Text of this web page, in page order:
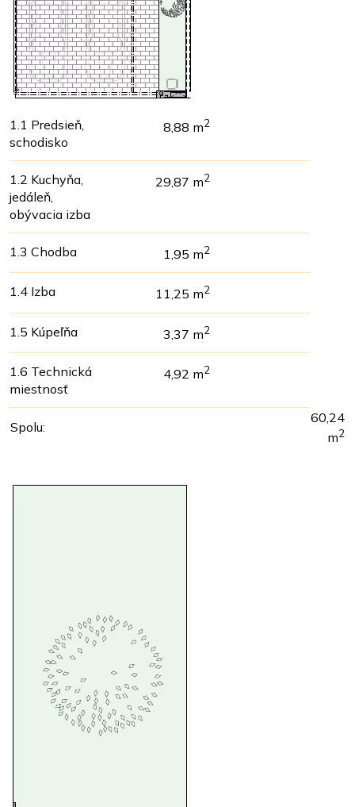
Spolu:
60,24
m2
1.1 Predsieň,
schodisko
8,88 m2
1.2 Kuchyňa,
jedáleň,
obývacia izba
29,87 m2
1.3 Chodba 1,95 m2
1.4 Izba 11,25 m2
1.5 Kúpeľňa 3,37 m2
1.6 Technická
miestnosť
4,92 m2